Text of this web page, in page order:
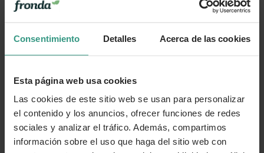
Consentimiento Detalles Acerca de las cookies
Esta página web usa cookies
Las cookies de este sitio web se usan para personalizar
el contenido y los anuncios, ofrecer funciones de redes
sociales y analizar el tráfico. Además, compartimos
información sobre el uso que haga del sitio web con
Más información
Cuidados
Categorías